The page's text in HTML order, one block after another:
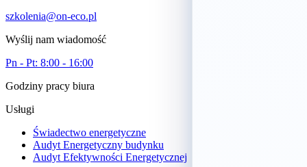
szkolenia@on-eco.pl
Wyślij nam wiadomość
Pn - Pt: 8:00 - 16:00
Godziny pracy biura
Usługi
Świadectwo energetyczne
Audyt Energetyczny budynku
Audyt Efektywności Energetycznej